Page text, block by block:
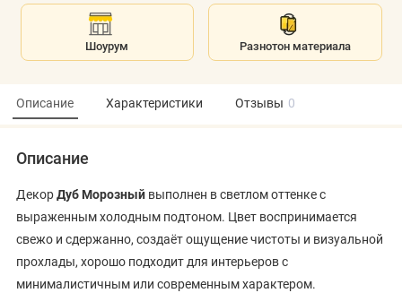
Шоурум Разнотон материала
Описание Характеристики Отзывы 0
Описание
ДекорДуб Морозный выполнен в светлом оттенке с
выраженным холодным подтоном. Цвет воспринимается
свежо и сдержанно, создаёт ощущение чистоты и визуальной
прохлады, хорошо подходит для интерьеров с
минималистичным или современным характером.